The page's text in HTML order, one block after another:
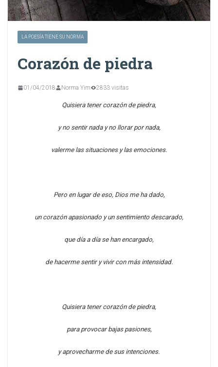
LA POESÍA TIENE SU NORMA
Corazón de piedra
01/04/2018 Norma Yim 2833 visitas
Quisiera tener corazón de piedra,
y no sentir nada y no llorar por nada,
valerme las situaciones y las emociones.
Pero en lugar de eso, Dios me ha dado,
un corazón apasionado y un sentimiento descarado,
que día a día se han encargado,
de hacerme sentir y vivir con más intensidad.
Quisiera tener corazón de piedra,
para provocar bajas pasiones,
y aprovecharme de sus intenciones.